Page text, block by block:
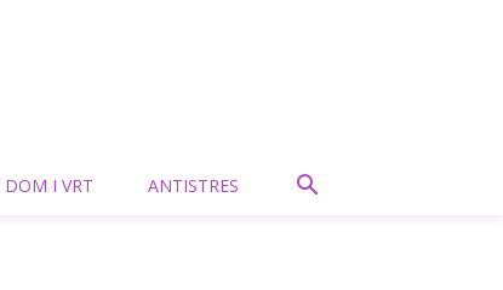
DOM I VRT ANTISTRES